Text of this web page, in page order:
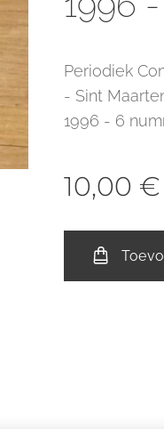
Periodiek
- Sint
1996 - 6
10,00 €